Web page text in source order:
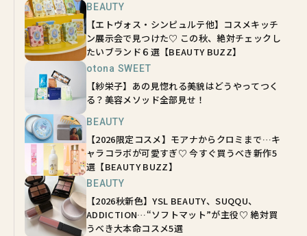
BEAUTY
【エトヴォス・シンピュルテ他】コスメキッチ
ン展示会で見つけた♡ この秋、絶対チェックし
たいブランド６選【BEAUTY BUZZ】
otona SWEET
【紗栄子】あの見惚れる美貌はどうやってつく
る？美容メソッド全部見せ！
BEAUTY
【2026限定コスメ】モアナからクロミまで…キ
ャラコラボが可愛すぎ♡ 今すぐ買うべき新作5
選【BEAUTY BUZZ】
BEAUTY
【2026秋新色】YSL BEAUTY、SUQQU、
ADDICTION…“ソフトマット”が主役♡ 絶対買
うべき大本命コスメ5選